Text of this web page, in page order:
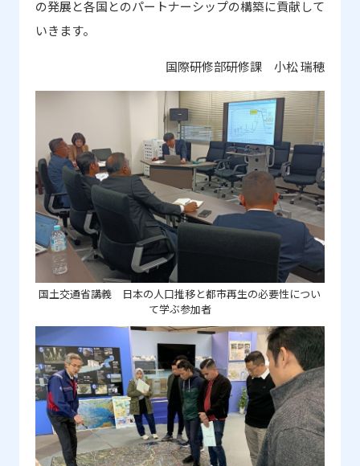
の発展と各国とのパートナーシップの構築に貢献して
いきます。
国際研修部研修課 小松 瑞穂
国土交通省講義 日本の人口推移と都市再生の必要性につい
て学ぶ参加者